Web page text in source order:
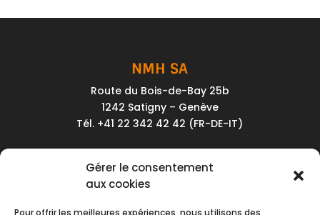
Gérer le consentement
aux cookies
Pour offrir les meilleures expériences, nous utilisons des
NMH SA
Route du Bois-de-Bay 25b
1242 Satigny – Genève
Tél. +41 22 342 42 42 (FR-DE-IT)
Service client
Conditions générales de vente